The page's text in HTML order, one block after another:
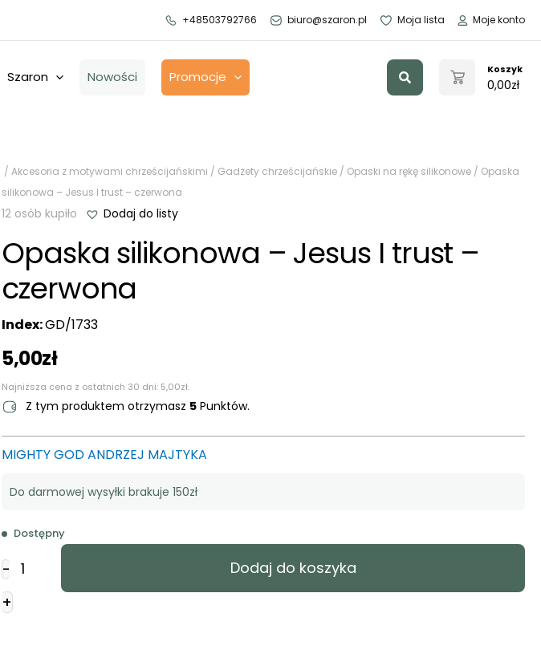
+48503792766 biuro@szaron.pl Moja lista Moje konto
Szaron Nowości Promocje Szukaj Koszyk
0,00zł
/ Akcesoria z motywami chrześcijańskimi / Gadżety chrześcijańskie / Opaski na rękę silikonowe / Opaska
silikonowa – Jesus I trust – czerwona
12 osób kupiło Dodaj do listy
Opaska silikonowa – Jesus I trust –
czerwona
Index:GD/1733
5,00zł
Najniższa cena z ostatnich 30 dni: 5,00zł.
Z tym produktem otrzymasz 5 Punktów.
MIGHTY GOD ANDRZEJ MAJTYKA
Do darmowej wysyłki brakuje 150zł
Dostępny
- Opaska
silikonowa
-
+
Dodaj do koszyka